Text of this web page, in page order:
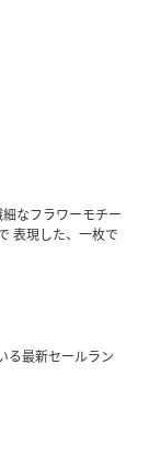
なフラワーモチー
表現した、一枚で
る最新セールラン